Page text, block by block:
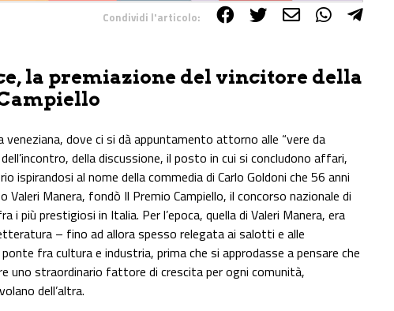
Condividi l'articolo:
la premiazione del vincitore della
veneziana, dove ci si dà appuntamento attorno alle “vere da
della discussione, il posto in cui si concludono affari,
ispirandosi al nome della commedia di Carlo Goldoni che 56 anni
Valeri Manera, fondò Il Premio Campiello, il concorso nazionale di
più prestigiosi in Italia. Per l’epoca, quella di Valeri Manera, era
– fino ad allora spesso relegata ai salotti e alle
fra cultura e industria, prima che si approdasse a pensare che
uno straordinario fattore di crescita per ogni comunità,
dell’altra.